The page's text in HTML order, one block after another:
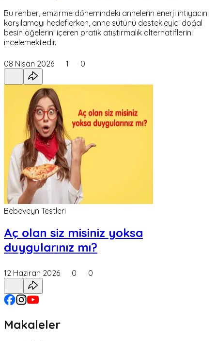
Bu rehber, emzirme dönemindeki annelerin enerji ihtiyacını
karşılamayı hedeflerken, anne sütünü destekleyici doğal
besin öğelerini içeren pratik atıştırmalık alternatiflerini
incelemektedir.
08 Nisan 2026 1 0
Bebeveyn Testleri
Aç olan siz misiniz yoksa
duygularınız mı?
12 Haziran 2026 0 0
Makaleler